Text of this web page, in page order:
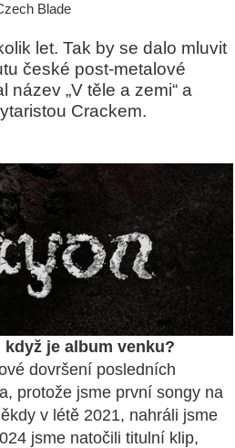
Blade
let. Tak by se dalo mluvit
české post-metalové
název „V těle a zemi“ a
Crackem.
je album venku?
dovršení posledních
protože jsme první songy na
v létě 2021, nahráli jsme
jsme natočili titulní klip,